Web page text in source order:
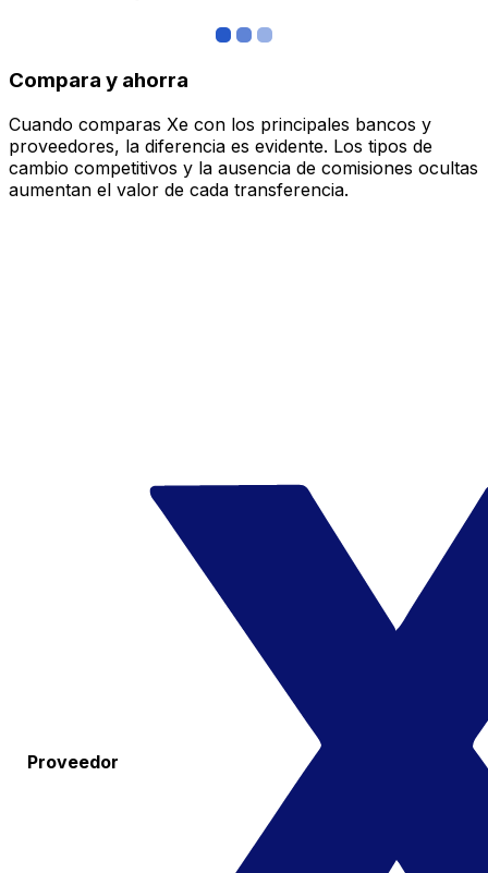
Compara y ahorra
Cuando comparas Xe con los principales bancos y
proveedores, la diferencia es evidente. Los tipos de
cambio competitivos y la ausencia de comisiones ocultas
aumentan el valor de cada transferencia.
Proveedor